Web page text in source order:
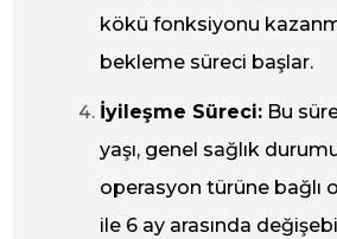
kökü fonksiyonu
bekleme süreci başlar.
İyileşme Süreci: Bu
yaşı, genel sağlık
operasyon türüne bağlı
ile 6 ay arasında